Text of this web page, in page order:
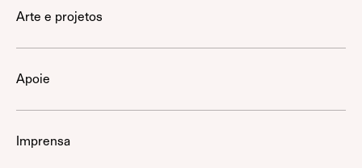
Arte e projetos
Apoie
Imprensa